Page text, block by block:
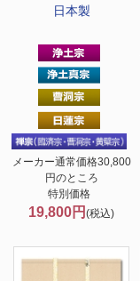
日本製
メーカー通常価格30,800
円のところ
特別価格
19,800円(税込)